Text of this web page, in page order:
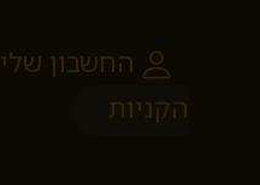
החשבון שלי
הקניות